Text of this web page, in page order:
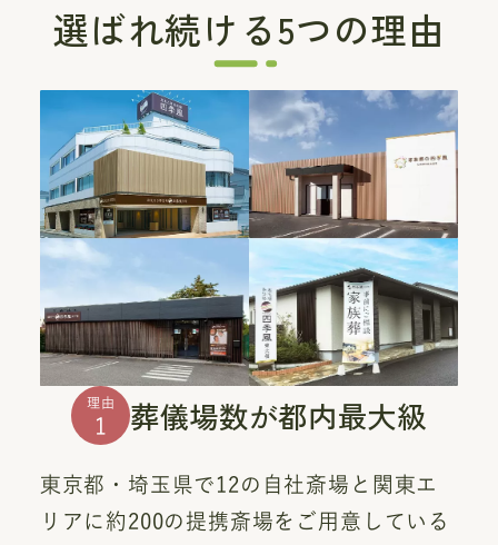
選ばれ続ける5つの理由
理由
1 葬儀場数が都内最大級
東京都・埼玉県で12の自社斎場と関東エ
リアに約200の提携斎場をご用意している